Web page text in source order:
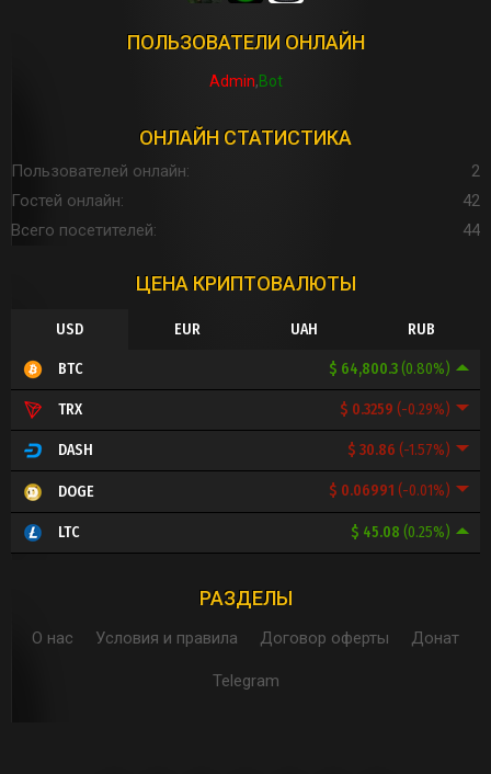
ПОЛЬЗОВАТЕЛИ ОНЛАЙН
Admin Bot
ОНЛАЙН СТАТИСТИКА
Пользователей онлайн
2
Гостей онлайн
42
Всего посетителей
44
ЦЕНА КРИПТОВАЛЮТЫ
USD EUR UAH RUB
$ 64,800.3(0.80%)
BTC
$ 0.3259 (-0.29%)
TRX
$ 30.86 (-1.57%)
DASH
$ 0.06991 (-0.01%)
DOGE
$ 45.08 (0.25%)
LTC
РАЗДЕЛЫ
О нас Условия и правила Договор оферты Донат
Telegram